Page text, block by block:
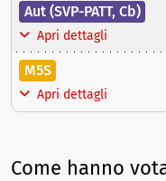
Aut (SVP-PATT, Cb)
Apri dettagli
M5S
Apri dettagli
Come hanno